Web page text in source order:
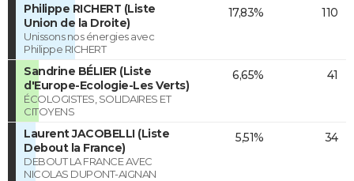
Philippe RICHERT (Liste
Union de la Droite)
Unissons nos énergies avec
Philippe RICHERT
17,83% 110
Sandrine BÉLIER (Liste
d'Europe-Ecologie-Les Verts)
ÉCOLOGISTES, SOLIDAIRES ET
CITOYENS
6,65% 41
Laurent JACOBELLI (Liste
Debout la France)
DEBOUT LA FRANCE AVEC
NICOLAS DUPONT-AIGNAN
5,51% 34